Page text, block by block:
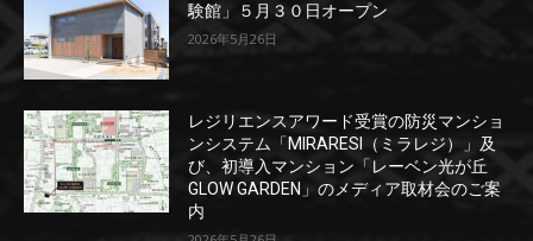
験館」５月３０日オープン
2026年5月26日
レジリエンスアワード受賞の防災マンショ
ンシステム「MIRARESI（ミラレジ）」及
び、初導入マンション「レーベン光が丘
GLOW GARDEN」のメディア取材会のご案
内